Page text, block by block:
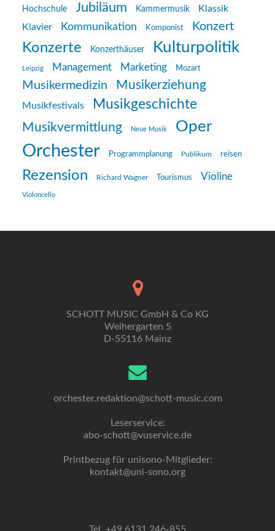
Hochschule Jubiläum Kammermusik
Klassik
Klavier
Kommunikation Komponist Konzert
Konzerte Konzerthäuser Kulturpolitik
Leipzig Management Marketing Mozart
Musikermedizin Musikerziehung
Musikfestivals Musikgeschichte
Musikvermittlung Neue Musik Oper
Orchester Programmplanung Publikum reisen
Rezension Richard Wagner Tourismus Violine
Violoncello
SCHOTT MUSIC GmbH & Co KG
Weihergarten 5
D-55116 Mainz
orchester.redaktion@schott-music.com
Leserservice:
abo-schott@vuservice.de
Printbezug für unisono-Mitglieder:
kontakt@uni-sono.org